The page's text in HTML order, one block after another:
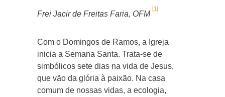
Frei Jacir de Freitas Faria, OFM
[1]
Com o Domingos de Ramos, a Igreja
inicia a Semana Santa. Trata-se de
simbólicos sete dias na vida de Jesus,
que vão da glória à paixão. Na casa
comum de nossas vidas, a ecologia,